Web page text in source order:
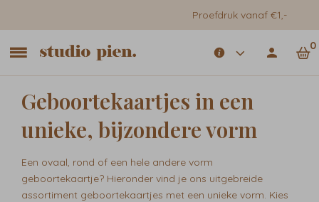
Proefdruk vanaf €1,-
0
Geboortekaartjes in een
unieke, bijzondere vorm
Een ovaal, rond of een hele andere vorm
geboortekaartje? Hieronder vind je ons uitgebreide
assortiment geboortekaartjes met een unieke vorm. Kies